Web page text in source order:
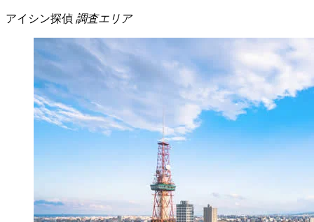
アイシン探偵 調査エリア